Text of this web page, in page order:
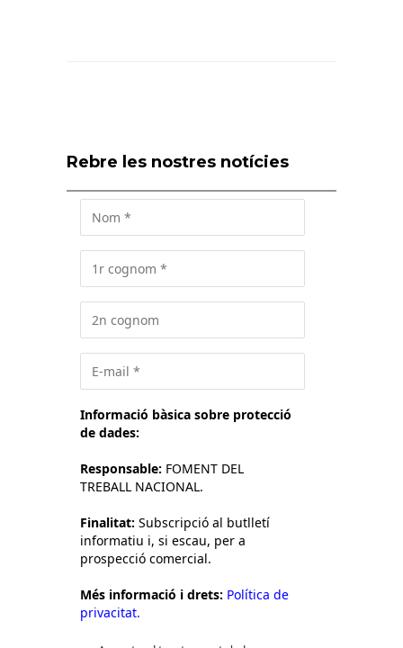
Rebre les nostres notícies
Informació bàsica sobre protecció
de dades:
Responsable: FOMENT DEL
TREBALL NACIONAL.
Finalitat: Subscripció al butlletí
informatiu i, si escau, per a
prospecció comercial.
Més informació i drets: Política de
privacitat.